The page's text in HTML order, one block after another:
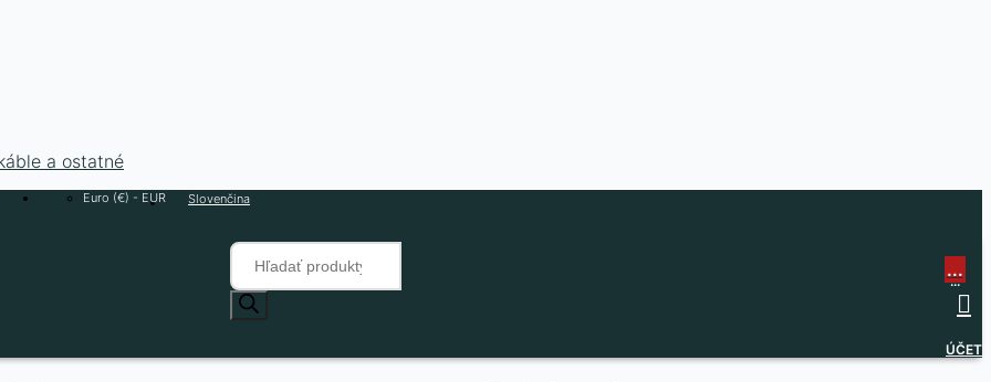
a ostatné
Euro (€) - EUR Slovenčina
Products
search
...
...
ÚČET